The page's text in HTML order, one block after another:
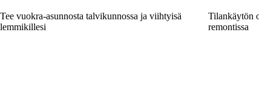
Tee vuokra-asunnosta talvikunnossa ja viihtyisä
lemmikillesi
Tilankäytön
remontissa